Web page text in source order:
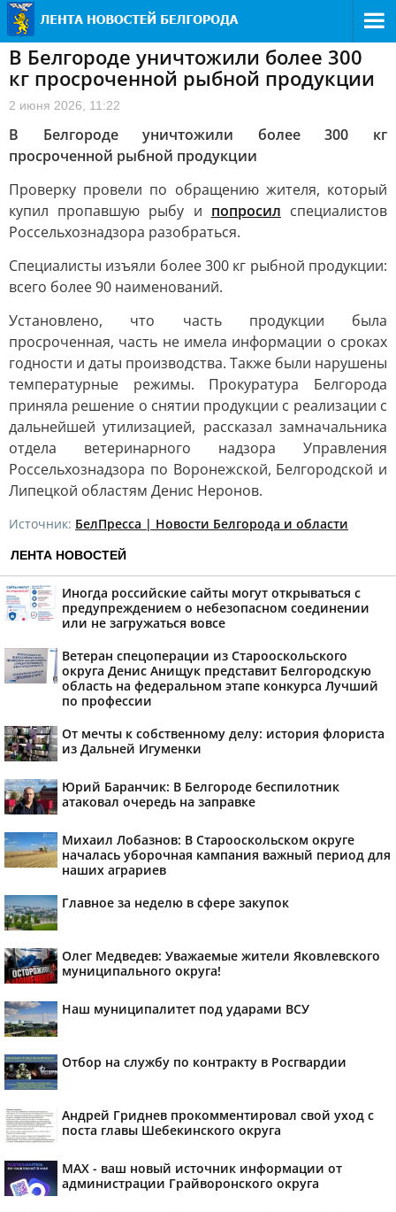
В Белгороде уничтожили более 300
кг просроченной рыбной продукции
2 июня 2026, 11:22
В Белгороде уничтожили более 300 кг
просроченной рыбной продукции
Проверку провели по обращению жителя, который
купил пропавшую рыбу и попросил специалистов
Россельхознадзора разобраться.
Специалисты изъяли более 300 кг рыбной продукции:
всего более 90 наименований.
Установлено, что часть продукции была
просроченная, часть не имела информации о сроках
годности и даты производства. Также были нарушены
температурные режимы. Прокуратура Белгорода
приняла решение о снятии продукции с реализации с
дальнейшей утилизацией, рассказал замначальника
отдела ветеринарного надзора Управления
Россельхознадзора по Воронежской, Белгородской и
Липецкой областям Денис Неронов.
Источник: БелПресса | Новости Белгорода и области
ЛЕНТА НОВОСТЕЙ
Иногда российские сайты могут открываться с
предупреждением о небезопасном соединении
или не загружаться вовсе
Ветеран спецоперации из Старооскольского
округа Денис Анищук представит Белгородскую
область на федеральном этапе конкурса Лучший
по профессии
От мечты к собственному делу: история флориста
из Дальней Игуменки
Юрий Баранчик: В Белгороде беспилотник
атаковал очередь на заправке
Михаил Лобазнов: В Старооскольском округе
началась уборочная кампания важный период для
наших аграриев
Главное за неделю в сфере закупок
Олег Медведев: Уважаемые жители Яковлевского
муниципального округа!
Наш муниципалитет под ударами ВСУ
Отбор на службу по контракту в Росгвардии
Андрей Гриднев прокомментировал свой уход с
поста главы Шебекинского округа
MAX - ваш новый источник информации от
администрации Грайворонского округа